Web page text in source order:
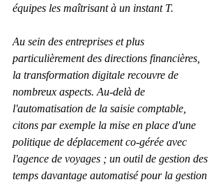
équipes les maîtrisant à un instant T.
Au sein des entreprises et plus
particulièrement des directions financières,
la transformation digitale recouvre de
nombreux aspects. Au-delà de
l'automatisation de la saisie comptable,
citons par exemple la mise en place d'une
politique de déplacement co-gérée avec
l'agence de voyages ; un outil de gestion des
temps davantage automatisé pour la gestion